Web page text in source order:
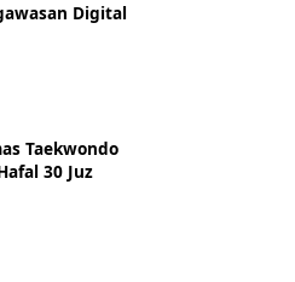
Digital
Taekwondo
30 Juz